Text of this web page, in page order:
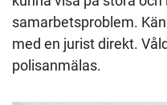
samarbetsproblem.
med en jurist direkt.
polisanmälas.